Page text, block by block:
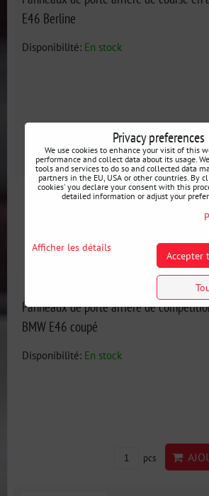
E46 Berline
Disponibilité: En stock
pcs
Panneaux de porte arrière de
BMW E46 coupé
Disponibilité: En stock
pcs
Privacy preferences
We use cookies to enhance your visit of this
performance and collect data about its usage.
tools and services to do so and collected data
partners in the EU, USA or other countries. By
cookies' you declare your consent with this
detailed information or adjust your
Afficher les détails
Accepter